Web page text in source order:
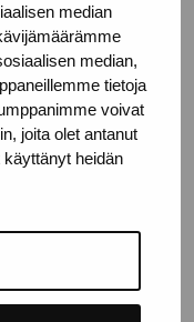
median
median,
tietoja
voivat
joita olet antanut
käyttänyt heidän